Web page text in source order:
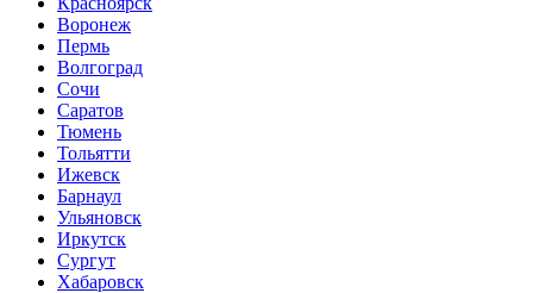
Воронеж
Пермь
Волгоград
Сочи
Саратов
Тюмень
Тольятти
Ижевск
Барнаул
Ульяновск
Иркутск
Сургут
Хабаровск